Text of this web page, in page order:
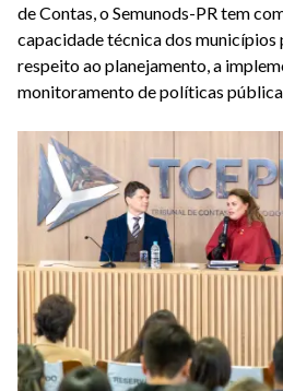
de Contas, o Semunods-PR tem
capacidade técnica dos municípios
respeito ao planejamento, a
monitoramento de políticas